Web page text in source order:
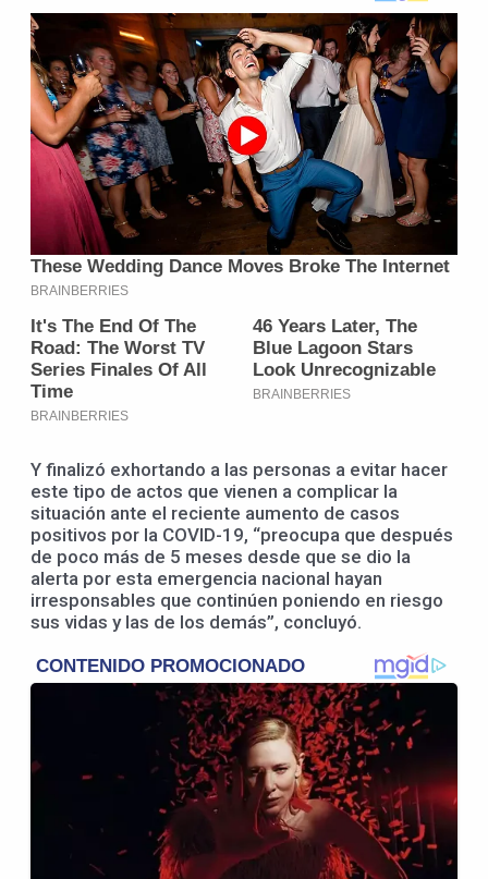
Y finalizó exhortando a las personas a evitar hacer
este tipo de actos que vienen a complicar la
situación ante el reciente aumento de casos
positivos por la COVID-19, “preocupa que después
de poco más de 5 meses desde que se dio la
alerta por esta emergencia nacional hayan
irresponsables que continúen poniendo en riesgo
sus vidas y las de los demás”, concluyó.